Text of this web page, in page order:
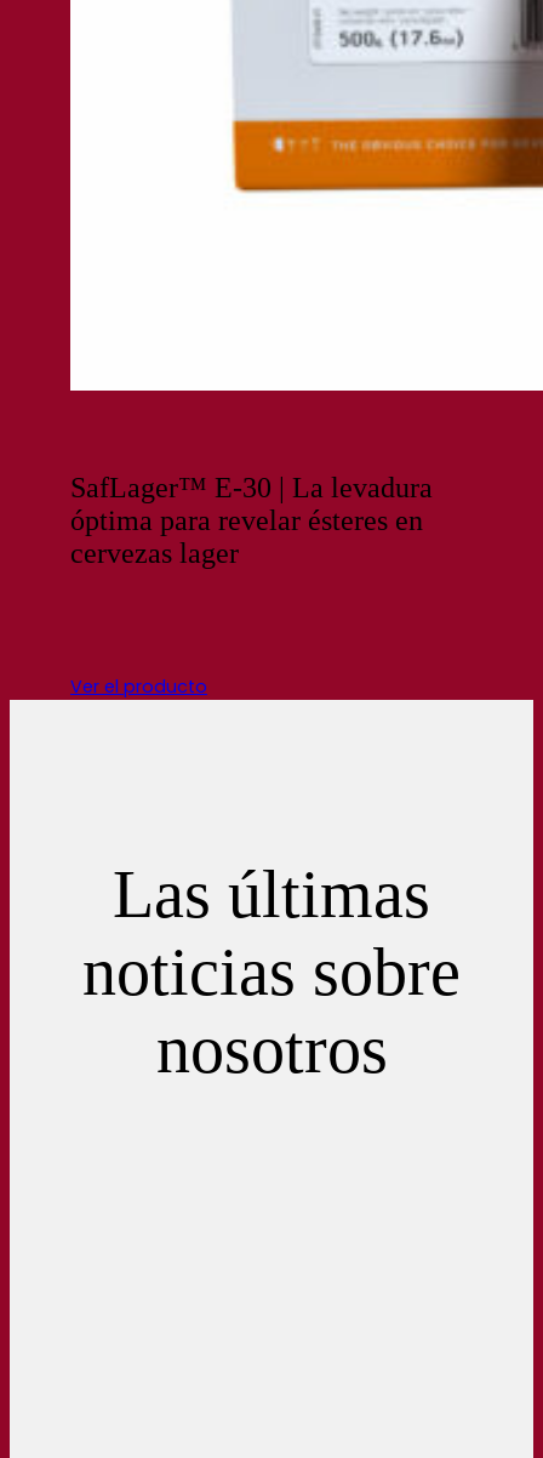
SafLager™ E-30 | La levadura
óptima para revelar ésteres en
cervezas lager
Ver el producto
Las últimas
noticias sobre
nosotros